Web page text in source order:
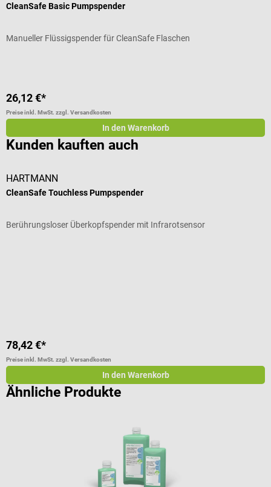
CleanSafe Basic Pumpspender
Manueller Flüssigspender für CleanSafe Flaschen
26,12 €*
Preise inkl. MwSt. zzgl. Versandkosten
In den Warenkorb
Kunden kauften auch
HARTMANN
CleanSafe Touchless Pumpspender
Berührungsloser Überkopfspender mit Infrarotsensor
78,42 €*
Preise inkl. MwSt. zzgl. Versandkosten
In den Warenkorb
Ähnliche Produkte